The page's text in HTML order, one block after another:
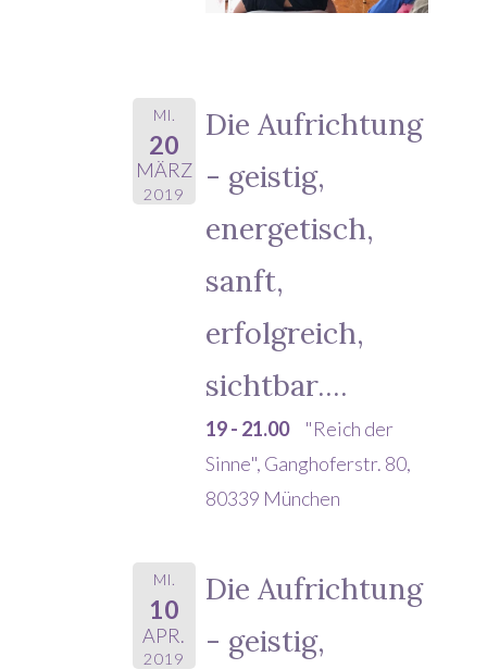
MI.
20
MÄRZ
2019
Die Aufrichtung
- geistig,
energetisch,
sanft,
erfolgreich,
sichtbar....
19 - 21.00
"Reich der
Sinne", Ganghoferstr. 80,
80339 München
MI.
10
APR.
2019
Die Aufrichtung
- geistig,